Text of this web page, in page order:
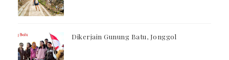
Dikerjain Gunung Batu, Jonggol